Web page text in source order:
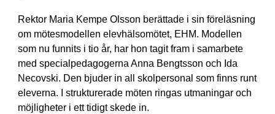
Rektor Maria Kempe Olsson berättade i sin föreläsning
om mötesmodellen elevhälsomötet, EHM. Modellen
som nu funnits i tio år, har hon tagit fram i samarbete
med specialpedagogerna Anna Bengtsson och Ida
Necovski. Den bjuder in all skolpersonal som finns runt
eleverna. I strukturerade möten ringas utmaningar och
möjligheter i ett tidigt skede in.